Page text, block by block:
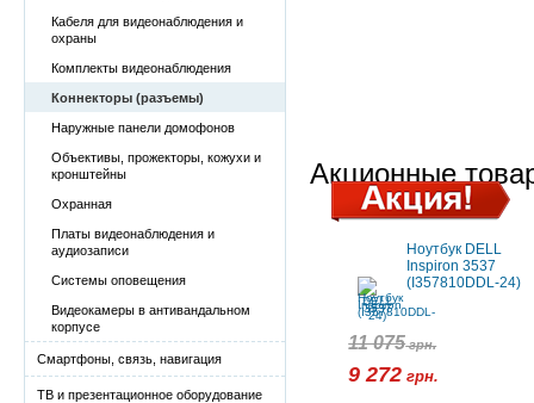
Кабеля для видеонаблюдения и
охраны
Комплекты видеонаблюдения
Коннекторы (разъемы)
Наружные панели домофонов
Объективы, прожекторы, кожухи и
кронштейны
Охранная
Платы видеонаблюдения и
аудиозаписи
Системы оповещения
Видеокамеры в антивандальном
корпусе
Смартфоны, связь, навигация
ТВ и презентационное оборудование
Акционные
Ноутбук DELL
Inspiron 3537
(I357810DDL-24)
11 075грн.
9 272 грн.